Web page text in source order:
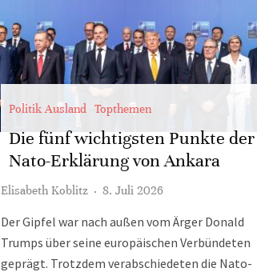
Politik Ausland Topthemen
Die fünf wichtigsten Punkte der
Nato-Erklärung von Ankara
Elisabeth Koblitz · 8. Juli 2026
Der Gipfel war nach außen vom Ärger Donald
Trumps über seine europäischen Verbündeten
geprägt. Trotzdem verabschiedeten die Nato-